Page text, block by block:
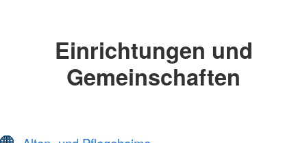
Einrichtungen und
Gemeinschaften